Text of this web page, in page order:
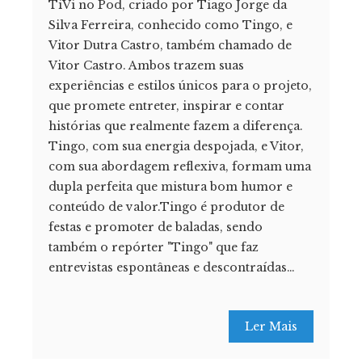
TiVi no Pod, criado por Tiago Jorge da
Silva Ferreira, conhecido como Tingo, e
Vitor Dutra Castro, também chamado de
Vitor Castro. Ambos trazem suas
experiências e estilos únicos para o projeto,
que promete entreter, inspirar e contar
histórias que realmente fazem a diferença.
Tingo, com sua energia despojada, e Vitor,
com sua abordagem reflexiva, formam uma
dupla perfeita que mistura bom humor e
conteúdo de valor.Tingo é produtor de
festas e promoter de baladas, sendo
também o repórter "Tingo" que faz
entrevistas espontâneas e descontraídas…
Ler Mais